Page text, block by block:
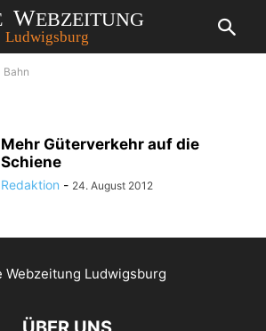
Bahn
Mehr Güterverkehr auf die
Schiene
Redaktion - 24. August 2012